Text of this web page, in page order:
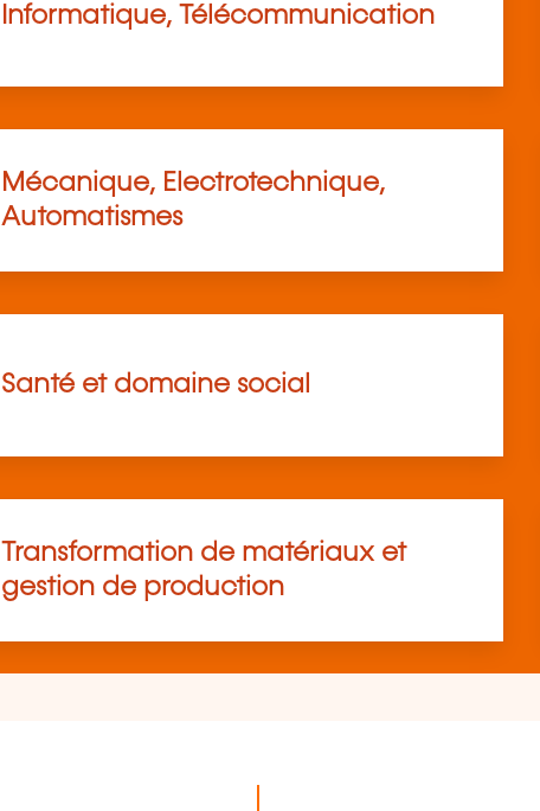
Informatique, Télécommunication
Mécanique, Electrotechnique,
Automatismes
Santé et domaine social
Transformation de matériaux et
gestion de production